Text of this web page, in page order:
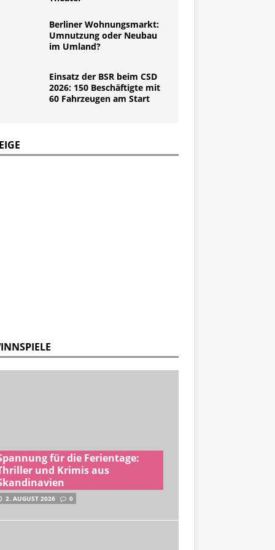
Berliner Wohnungsmarkt:
Umnutzung oder Neubau
im Umland?
Einsatz der BSR beim CSD
2026: 150 Beschäftigte mit
60 Fahrzeugen am Start
für die Ferientage:
und Krimis aus
2. AUGUST 2026 0